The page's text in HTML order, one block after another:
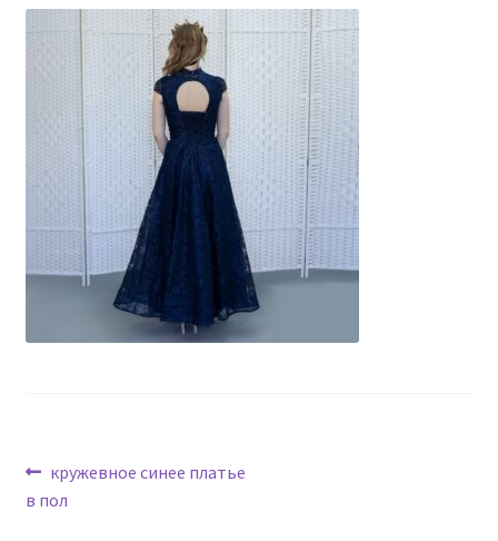
Навигация
по
Предыдущая
запись:
кружевное синее платье
в пол